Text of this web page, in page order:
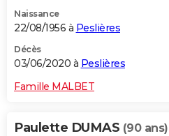
Dictionnaire
Biographies
Citations
Expressions
Proverbes
PROGRAMME TV
S'inscrire
Se connecter
Lycées
Collèges
Primaires
Universités
Entreprises
Service militaire
Avis de recherche
AVIS DE DÉCÈS
FORUM
Bricolage
Lifestyle
Culture
Television
Voyage
Naissance
22/08/1956 à Peslières
Décès
03/06/2020 à Peslières
Famille MALBET
Paulette DUMAS (90 ans)